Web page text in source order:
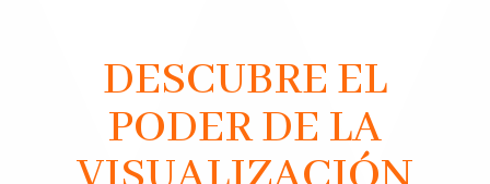
DESCUBRE EL
PODER DE LA